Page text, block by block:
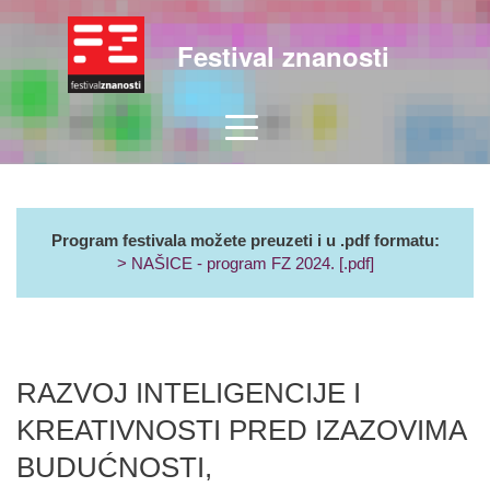
Festival znanosti
Program festivala možete preuzeti i u .pdf formatu:
> NAŠICE - program FZ 2024. [.pdf]
RAZVOJ INTELIGENCIJE I
KREATIVNOSTI PRED IZAZOVIMA
BUDUĆNOSTI,